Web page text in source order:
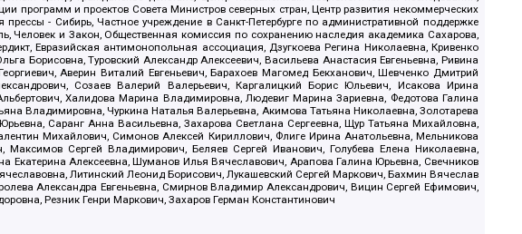
и проектов Совета Министров северных стран, Центр развития некоммерческих
- Сибирь, Частное учреждение в Санкт-Петербурге по административной поддержке
Человек и Закон, Общественная комиссия по сохранению наследия академика Сахарова,
Евразийская антимонопольная ассоциация, Дзугкоева Регина Николаевна, Кривенко
Туровский Александр Алексеевич, Васильева Анастасия Евгеньевна, Ривина
Аверин Виталий Евгеньевич, Барахоев Магомед Бекханович, Шевченко Дмитрий
Созаев Валерий Валерьевич, Каргалицкий Борис Юльевич, Исакова Ирина
Халидова Марина Владимировна, Людевиг Марина Зариевна, Федотова Галина
Владимировна, Чуркина Наталья Валерьевна, Акимова Татьяна Николаевна, Золотарева
Саранг Анна Васильевна, Захарова Светлана Сергеевна, Щур Татьяна Михайловна,
Михайлович, Симонов Алексей Кириллович, Флиге Ирина Анатольевна, Мельникова
Сергей Владимирович, Беляев Сергей Иванович, Голубева Елена Николаевна,
Алексеевна, Шуманов Илья Вячеславович, Арапова Галина Юрьевна, Свечников
Литинский Леонид Борисович, Лукашевский Сергей Маркович, Бахмин Вячеслав
Александра Евгеньевна, Смирнов Владимир Александрович, Вицин Сергей Ефимович,
Резник Генри Маркович, Захаров Герман Константинович